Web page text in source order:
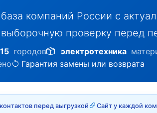
компаний России с
проверку перед
15 городов электротехника
Гарантия замены или возврата
перед выгрузкой Сайт у каждой